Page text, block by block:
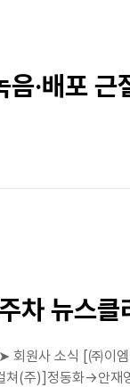
음·배포
차 뉴스클
원사 소식 [㈜이
(주)]정동화→안재